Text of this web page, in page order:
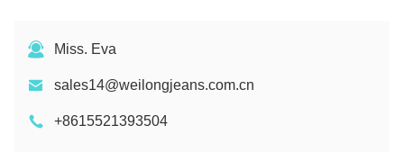
Miss. Eva
sales14@weilongjeans.com.cn
+8615521393504